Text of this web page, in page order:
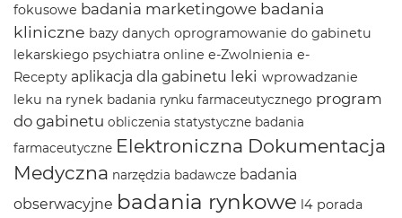
fokusowe badania marketingowe badania
kliniczne bazy danych oprogramowanie do gabinetu
lekarskiego psychiatra online e-Zwolnienia e-
Recepty aplikacja dla gabinetu leki wprowadzanie
leku na rynek badania rynku farmaceutycznego program
do gabinetu obliczenia statystyczne badania
farmaceutyczne Elektroniczna Dokumentacja
Medyczna narzędzia badawcze badania
obserwacyjne badania rynkowe l4 porada